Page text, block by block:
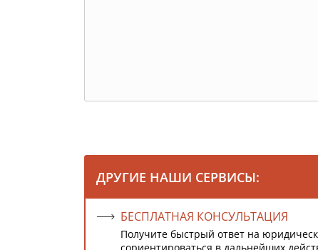
ДРУГИЕ НАШИ СЕРВИСЫ:
БЕСПЛАТНАЯ КОНСУЛЬТАЦИЯ
Получите быстрый ответ на